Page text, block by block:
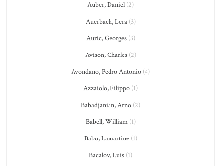
Auber, Daniel (2)
Auerbach, Lera(3)
Auric, Georges(3)
Avison, Charles(2)
Avondano, Pedro Antonio (4)
Azzaiolo, Filippo (1)
Babadjanian, Arno (2)
Babell, William(1)
Babo, Lamartine(1)
Bacalov, Luis (1)